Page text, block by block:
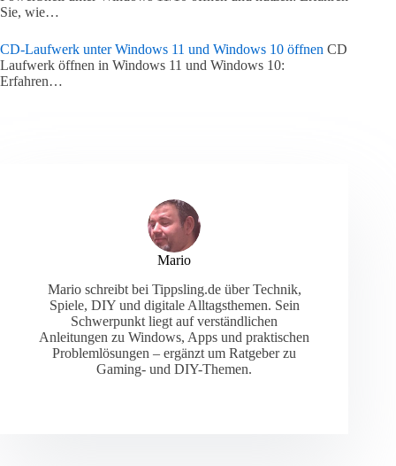
Sie, wie…
CD-Laufwerk unter Windows 11 und Windows 10 öffnen CD
Laufwerk öffnen in Windows 11 und Windows 10:
Erfahren…
Mario
Mario schreibt bei Tippsling.de über Technik,
Spiele, DIY und digitale Alltagsthemen. Sein
Schwerpunkt liegt auf verständlichen
Anleitungen zu Windows, Apps und praktischen
Problemlösungen – ergänzt um Ratgeber zu
Gaming- und DIY-Themen.